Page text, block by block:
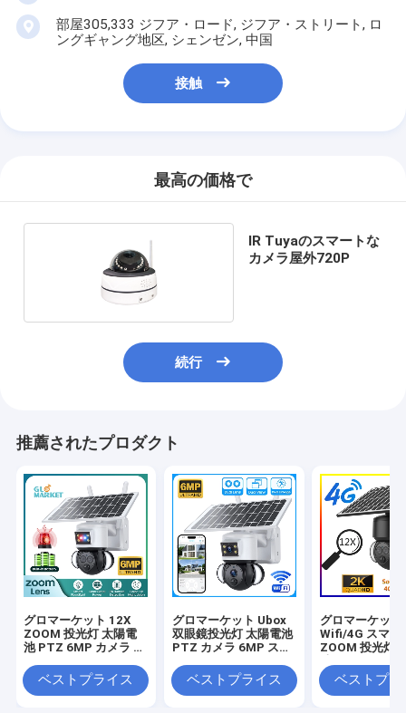
部屋305,333 ジフア・ロード, ジフア・ストリート, ロ
ングギャング地区, シェンゼン, 中国
接触
最高の価格で
IR Tuyaのスマートな
カメラ屋外720P
続行
推薦されたプロダクト
グロマーケット 12X
ZOOM 投光灯 太陽電
池 PTZ 6MP カメラ ス
セキュリティ カメラ
ベストプライス
グロマーケット Ubox
双眼鏡投光灯 太陽電池
PTZ カメラ 6MP スマ
ティ PTZ カメラ
ベストプライス
グロマーケッ
Wifi/4G スマー
ZOOM 投光灯
PIR 人間検出カ
ベストプラ